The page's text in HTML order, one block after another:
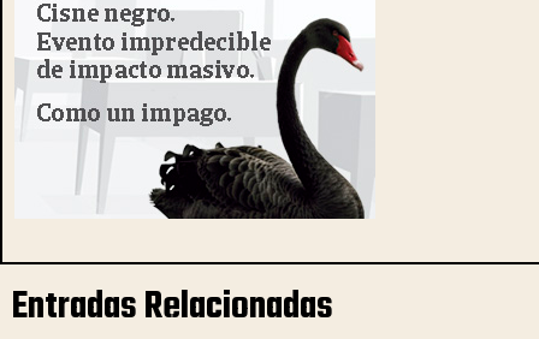
Entradas Relacionadas